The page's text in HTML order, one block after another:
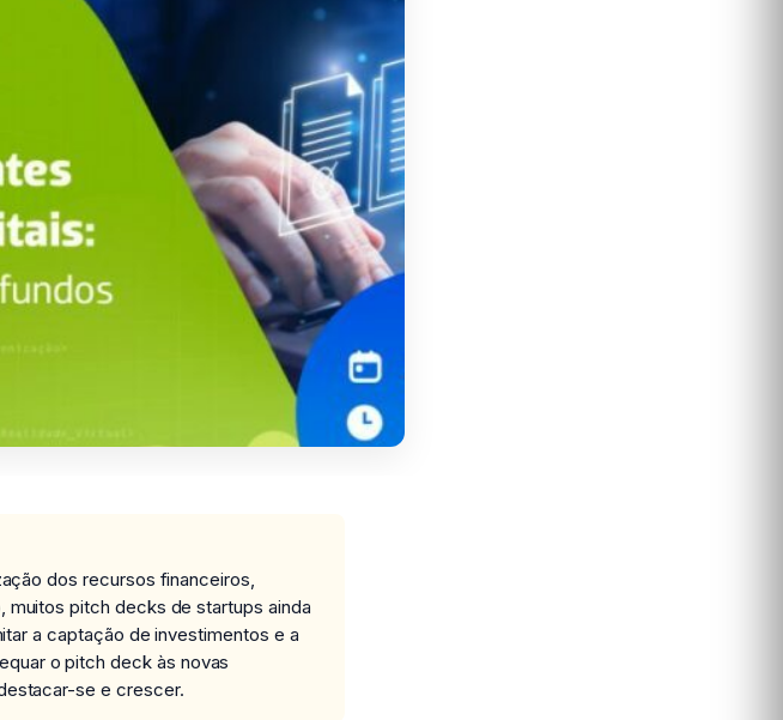
dos recursos financeiros,
muitos pitch decks de startups ainda
a captação de investimentos e a
o pitch deck às novas
se e crescer.